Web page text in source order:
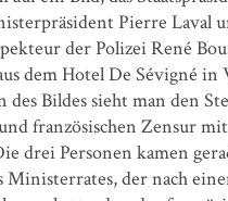
Pierre Laval
der Polizei René
dem Hotel De Sévigné in
des Bildes sieht man den
französischen Zensur
drei Personen kamen
Ministerrates, der nach